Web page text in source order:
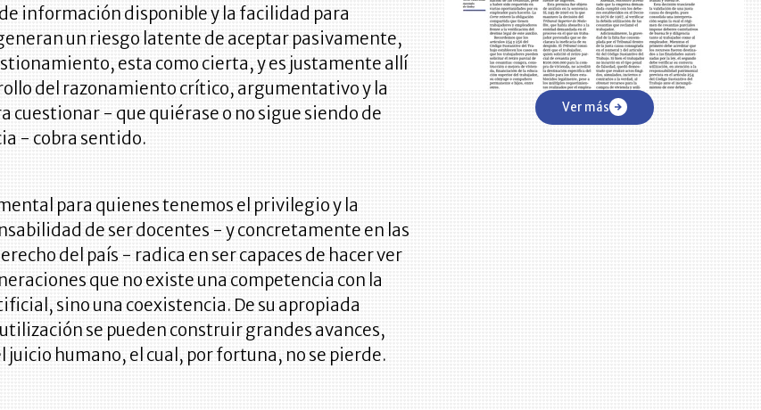
información disponible y la facilidad para
un riesgo latente de aceptar pasivamente,
esta como cierta, y es justamente allí
del razonamiento crítico, argumentativo y la
cuestionar - que quiérase o no sigue siendo de
- cobra sentido.
para quienes tenemos el privilegio y la
de ser docentes - y concretamente en las
del país - radica en ser capaces de hacer ver
que no existe una competencia con la
sino una coexistencia. De su apropiada
se pueden construir grandes avances,
humano, el cual, por fortuna, no se pierde.
Ver más